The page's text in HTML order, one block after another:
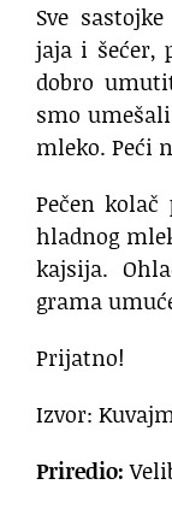
Sve
jaja i šećer,
dobro
smo
mleko. Peći
Pečen
hladnog
kajsija.
grama
Prijatno!
Izvor:
Priredio: